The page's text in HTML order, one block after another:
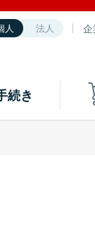
人 法人
続き